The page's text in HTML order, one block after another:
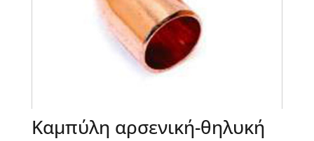
Καμπύλη αρσενική-θηλυκή